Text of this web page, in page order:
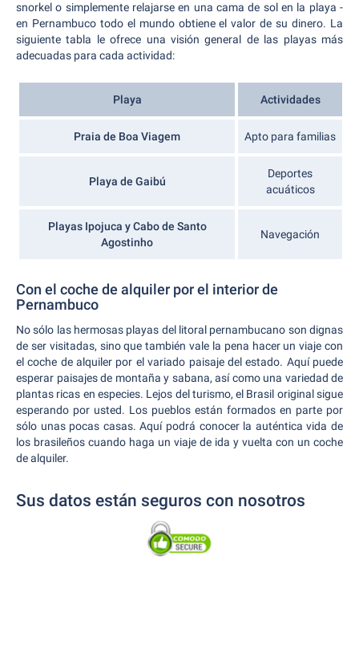
snorkel o simplemente relajarse en una cama de sol en la playa -
en Pernambuco todo el mundo obtiene el valor de su dinero. La
siguiente tabla le ofrece una visión general de las playas más
adecuadas para cada actividad:
Playa Actividades
Praia de Boa Viagem Apto para familias
Playa de Gaibú
Deportes
acuáticos
Playas Ipojuca y Cabo de Santo
Agostinho
Navegación
Con el coche de alquiler por el interior de
Pernambuco
No sólo las hermosas playas del litoral pernambucano son dignas
de ser visitadas, sino que también vale la pena hacer un viaje con
el coche de alquiler por el variado paisaje del estado. Aquí puede
esperar paisajes de montaña y sabana, así como una variedad de
plantas ricas en especies. Lejos del turismo, el Brasil original sigue
esperando por usted. Los pueblos están formados en parte por
sólo unas pocas casas. Aquí podrá conocer la auténtica vida de
los brasileños cuando haga un viaje de ida y vuelta con un coche
de alquiler.
Sus datos están seguros con nosotros